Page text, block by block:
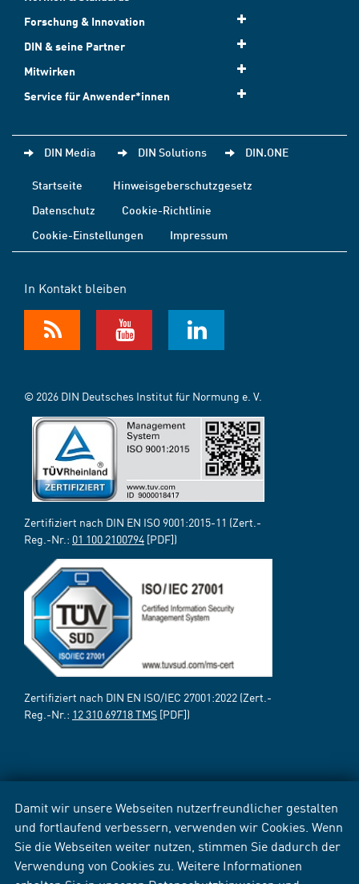
Damit wir unsere Webseiten nutzerfreundlicher gestalten
und fortlaufend verbessern, verwenden wir Cookies. Wenn
Sie die Webseiten weiter nutzen, stimmen Sie dadurch der
Verwendung von Cookies zu. Weitere Informationen
Forschung & Innovation
DIN & seine Partner
Mitwirken
Service für Anwender*innen
DIN Media DIN Solutions DIN.ONE
Startseite
Hinweisgeberschutzgesetz
Datenschutz
Cookie-Richtlinie
Cookie-Einstellungen
Impressum
In Kontakt bleiben
© 2026 DIN Deutsches Institut für Normung e. V.
Zertifiziert nach DIN EN ISO 9001:2015-11 (Zert.-
Reg.-Nr.: 01 100 2100794 [PDF])
Zertifiziert nach DIN EN ISO/IEC 27001:2022 (Zert.-
Reg.-Nr.: 12 310 69718 TMS [PDF])